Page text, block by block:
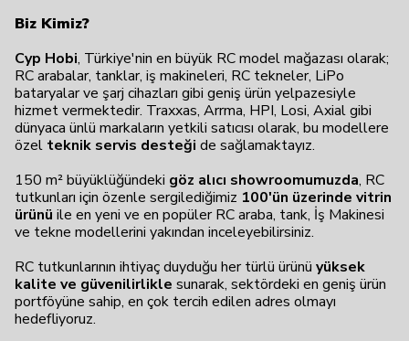
Biz Kimiz?
Cyp Hobi, Türkiye'nin en büyük RC model mağazası olarak;
RC arabalar, tanklar, iş makineleri, RC tekneler, LiPo
bataryalar ve şarj cihazları gibi geniş ürün yelpazesiyle
hizmet vermektedir. Traxxas, Arrma, HPI, Losi, Axial gibi
dünyaca ünlü markaların yetkili satıcısı olarak, bu modellere
özel teknik servis desteği de sağlamaktayız.
150 m² büyüklüğündeki göz alıcı showroomumuzda, RC
tutkunları için özenle sergilediğimiz 100'ün üzerinde vitrin
ürünü ile en yeni ve en popüler RC araba, tank, İş Makinesi
ve tekne modellerini yakından inceleyebilirsiniz.
RC tutkunlarının ihtiyaç duyduğu her türlü ürünü yüksek
kalite ve güvenilirlikle sunarak, sektördeki en geniş ürün
portföyüne sahip, en çok tercih edilen adres olmayı
hedefliyoruz.